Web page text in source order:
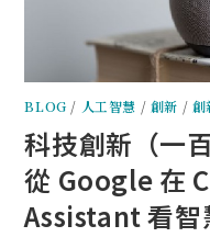
BLOG / 人工智慧 / 創新 / 創
科技創新（一
從 Google 在
Assistant 看智